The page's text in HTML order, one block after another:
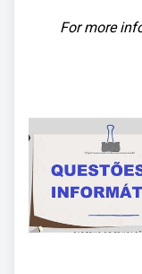
For more